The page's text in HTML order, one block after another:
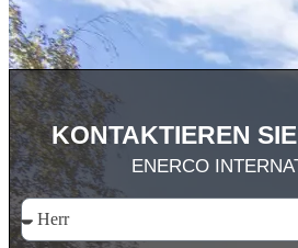
KONTAKTIEREN
ENERCO